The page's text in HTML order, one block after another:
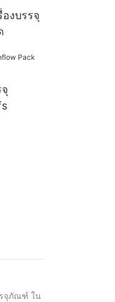
งบรรจุ
รจุภัณฑ์ ใน